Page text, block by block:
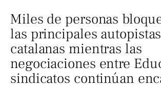
Miles de personas
las principales autopistas
catalanas mientras las
negociaciones entre
sindicatos continúan